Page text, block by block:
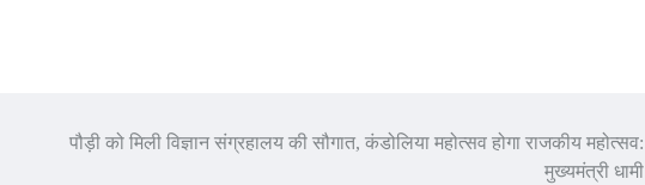
पौड़ी को मिली विज्ञान संग्रहालय की सौगात, कंडोलिया महोत्सव होगा राजकीय महोत्सव:
मुख्यमंत्री धामी